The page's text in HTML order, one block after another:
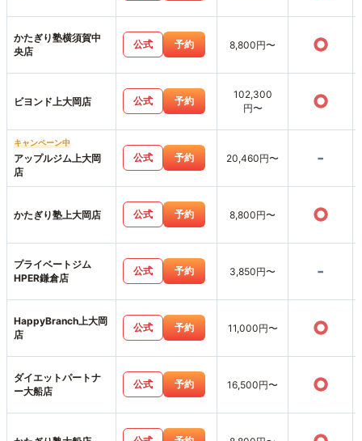
かたぎり塾横須賀中
央店
公式 予約 8,800円〜 ○
ビヨンド上大岡店 公式 予約
102,300
円〜
○
キャンペーン中
アップルジム上大岡
店
公式 予約 20,460円〜 -
かたぎり塾上大岡店 公式 予約 8,800円〜 ○
プライベートジム
HPER鎌倉店
公式 予約 3,850円〜 -
HappyBranch上大岡
店
公式 予約 11,000円〜 ○
ダイエットパートナ
ー大船店
公式 予約 16,500円〜 ○